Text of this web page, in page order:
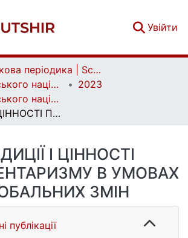
Увійти
Наукова періодика | Scientific periodicals
Вісник Київського національного університету імені Тараса Шевченка. Серія: Державне управління | Bulletin of Taras Shevchenko National University of Kyiv. Public Administration
2023
Вісник Київського національного університету імені Тараса Шевченка. Серія: Державне управління. Вип. 2 (18)
ТРАДИЦІЇ І ЦІННОСТІ ПАРЛАМЕНТАРИЗМУ В УМОВАХ ГЛОБАЛЬНИХ ЗМІН
І ЦІННОСТІ
В УМОВАХ
ЗМІН
публікації